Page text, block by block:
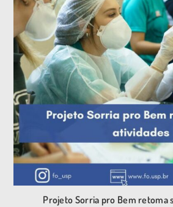
Projeto Sorria pro Bem retoma